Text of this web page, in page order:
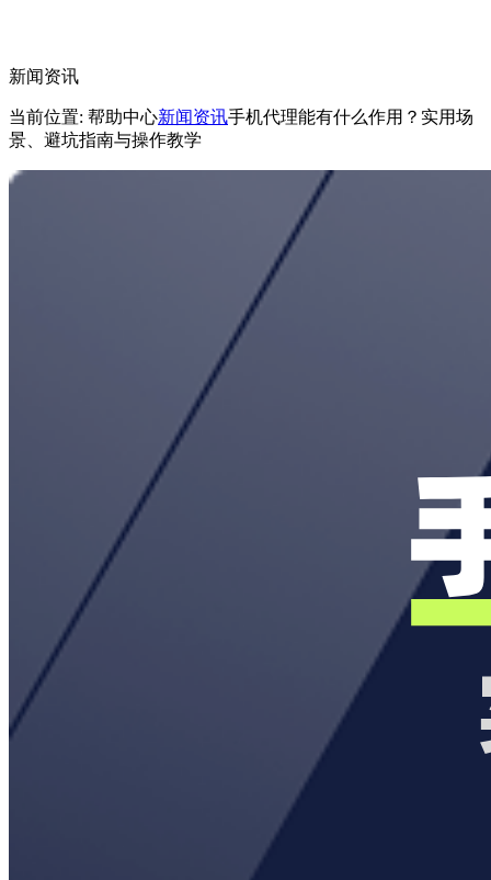
新闻资讯
当前位置: 帮助中心新闻资讯手机代理能有什么作用？实用场
景、避坑指南与操作教学